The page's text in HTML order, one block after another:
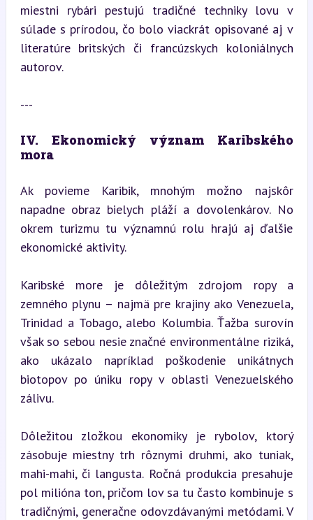
miestni rybári pestujú tradičné techniky lovu v
súlade s prírodou, čo bolo viackrát opisované aj v
literatúre britských či francúzskych koloniálnych
autorov.
---
IV. Ekonomický význam Karibského
mora
Ak povieme Karibik, mnohým možno najskôr
napadne obraz bielych pláží a dovolenkárov. No
okrem turizmu tu významnú rolu hrajú aj ďalšie
ekonomické aktivity.
Karibské more je dôležitým zdrojom ropy a
zemného plynu – najmä pre krajiny ako Venezuela,
Trinidad a Tobago, alebo Kolumbia. Ťažba surovín
však so sebou nesie značné environmentálne riziká,
ako ukázalo napríklad poškodenie unikátnych
biotopov po úniku ropy v oblasti Venezuelského
zálivu.
Dôležitou zložkou ekonomiky je rybolov, ktorý
zásobuje miestny trh rôznymi druhmi, ako tuniak,
mahi-mahi, či langusta. Ročná produkcia presahuje
pol milióna ton, pričom lov sa tu často kombinuje s
tradičnými, generačne odovzdávanými metódami. V